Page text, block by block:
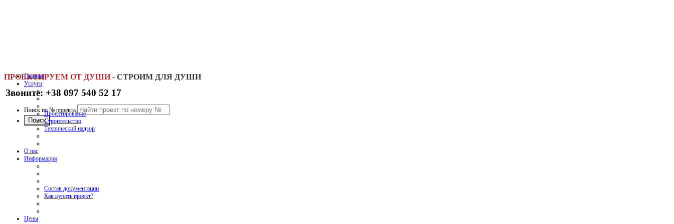
ПРОЕКТИРУЕМ ОТ ДУШИ - СТРОИМ ДЛЯ ДУШИ
Звоните: +38 097 540 52 17
Поиск по № проекта
Главная
Услуги
Проектирование
Строительство
Технический надзор
О нас
Информация
Состав документации
Как купить проект?
Цены